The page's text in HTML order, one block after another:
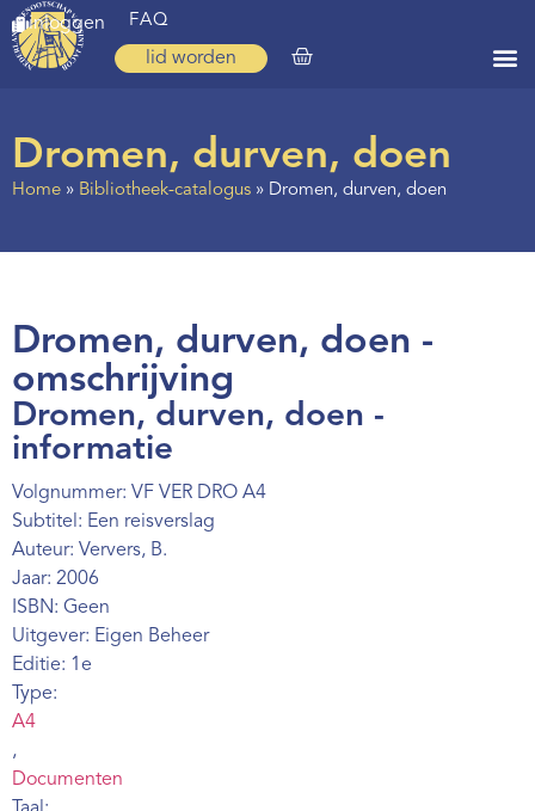
inloggen FAQ
lid worden
Zoeken
Ervaringen
Regio’s
Nieuws
Agenda
Webshop
Contact
Dromen, durven, doen
Home » Bibliotheek-catalogus » Dromen, durven, doen
Dromen, durven, doen -
omschrijving
Dromen, durven, doen -
informatie
Volgnummer: VF VER DRO A4
Subtitel: Een reisverslag
Auteur: Ververs, B.
Jaar: 2006
ISBN: Geen
Uitgever: Eigen Beheer
Editie: 1e
Type:
A4
,
Documenten